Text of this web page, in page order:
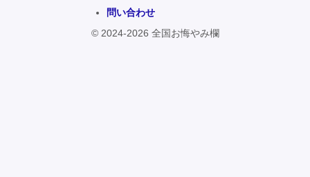
問い合わせ
© 2024-2026 全国お悔やみ欄